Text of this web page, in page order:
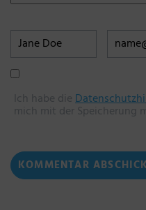
Ich habe die
mich mit der Speicherung